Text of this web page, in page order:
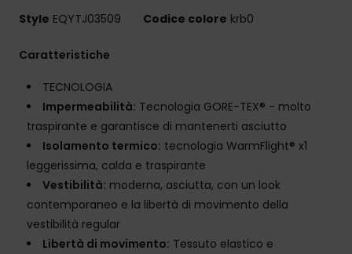
Style EQYTJ03509 Codice colore krb0
Caratteristiche
TECNOLOGIA
Impermeabilità: Tecnologia GORE-TEX® - molto
traspirante e garantisce di mantenerti asciutto
Isolamento termico: tecnologia WarmFlight® x1
leggerissima, calda e traspirante
Vestibilità: moderna, asciutta, con un look
contemporaneo e la libertà di movimento della
vestibilità regular
Libertà di movimento: Tessuto elastico e